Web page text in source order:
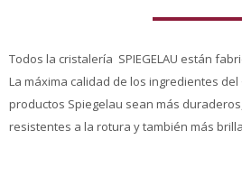
Todos la cristalería SPIEGELAU están
La máxima calidad de los ingredientes del
productos Spiegelau sean más
resistentes a la rotura y también más